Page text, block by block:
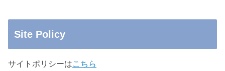
Site Policy
サイトポリシーはこちら